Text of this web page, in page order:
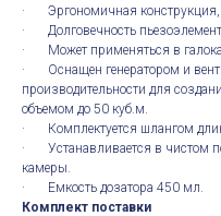
· Эргономичная конструкция,
· Долговечность
· Может применяться в
· Оснащен генератором и
производительности для
объемом до 50 куб.м.
· Комплектуется шлангом
· Устанавливается в чистом
камеры.
· Емкость дозатора 450 мл.
Комплект поставки